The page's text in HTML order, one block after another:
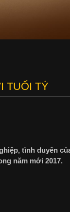
TUỔI TÝ
tình duyên
năm mới 2017.